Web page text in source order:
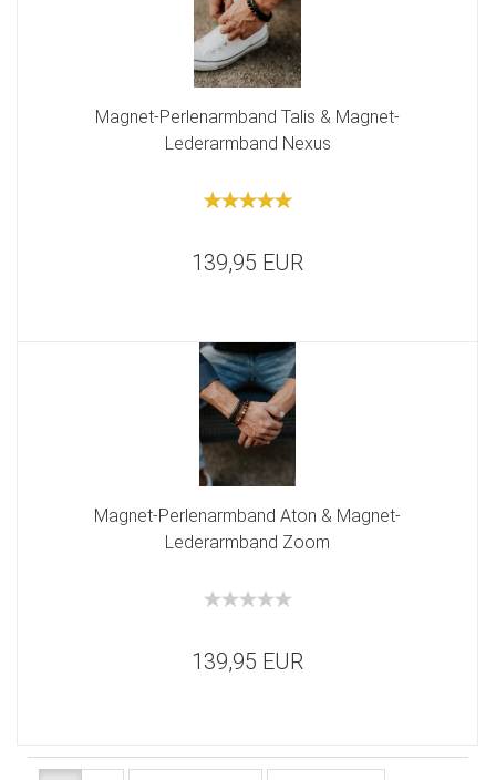
Magnet-Perlenarmband Talis & Magnet-
Lederarmband Nexus
139,95 EUR
Magnet-Perlenarmband Aton & Magnet-
Lederarmband Zoom
139,95 EUR